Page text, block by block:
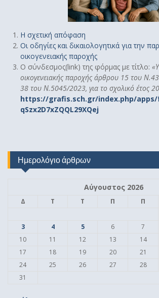
Η σχετική απόφαση
Οι οδηγίες και δικαιολογητικά για την
οικογενειακής παροχής
Ο σύνδεσμος(link) της φόρμας με τίτλο: «
οικογενειακής παροχής άρθρου 15 του
38 του Ν.5045/2023, για το σχολικό έτος
https://grafis.sch.gr/index.php/
qSzx2D7xZQQL29XQej
Ημερολόγιο άρθρων
Αύγουστος 2026
Δ Τ Τ Π Π
3
4 5 6 7
10
11 12 13 14
17
18 19 20 21
24
25 26 27 28
31